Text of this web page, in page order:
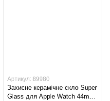
Артикул: 89980
Захисне керамічне скло Super
Glass для Apple Watch 44mm